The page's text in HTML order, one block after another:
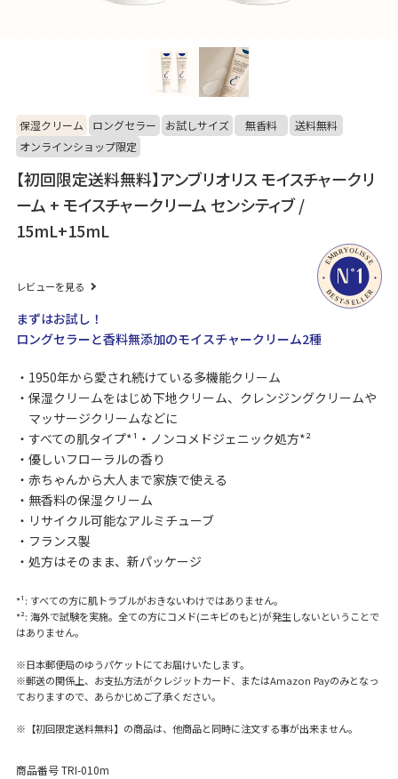
保湿クリーム ロングセラー お試しサイズ 無香料
送料無料
オンラインショップ限定
【初回限定送料無料】アンブリオリス モイスチャークリ
ーム + モイスチャークリーム センシティブ /
15mL+15mL
レビューを見る
まずはお試し！
ロングセラーと香料無添加のモイスチャークリーム2種
1950年から愛され続けている多機能クリーム
保湿クリームをはじめ下地クリーム、クレンジングクリームや
マッサージクリームなどに
すべての肌タイプ*¹・ノンコメドジェニック処方*²
優しいフローラルの香り
赤ちゃんから大人まで家族で使える
無香料の保湿クリーム
リサイクル可能なアルミチューブ
フランス製
処方はそのまま、新パッケージ
*¹: すべての方に肌トラブルがおきないわけではありません。
*²: 海外で試験を実施。全ての方にコメド(ニキビのもと)が発生しないということで
はありません。
※日本郵便局のゆうパケットにてお届けいたします。
※郵送の関係上、お支払方法がクレジットカード、またはAmazon Payのみとなっ
ておりますので、あらかじめご了承ください。
※【初回限定送料無料】の商品は、他商品と同時に注文する事が出来ません。
商品番号TRI-010m